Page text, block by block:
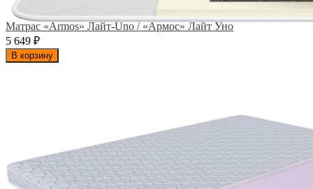
Матрас «Armos» Лайт-Uno / «Армос» Лайт Уно
5 649 ₽
В корзину